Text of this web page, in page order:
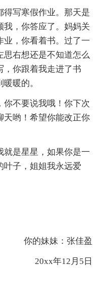
得写寒假作业。那天是
我，你答应了。妈妈关
业，你看着书。过了一
右想还是不知道怎么
，你跟着我走进了书
暖的。
你不要说我哦！你下次
天哟！希望你能改正你
就是星星，如果你是一
叶子，姐姐我永远爱
你的妹妹：张佳盈
20xx年12月5日